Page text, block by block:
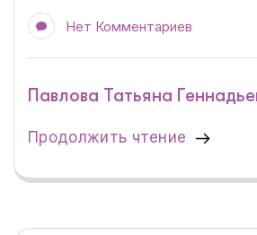
Нет Комментариев
Павлова Татьяна
Продолжить чтение